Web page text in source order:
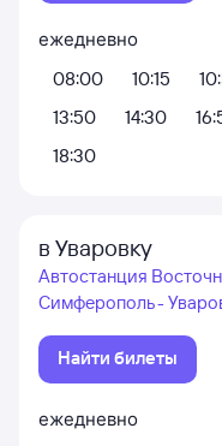
ежедневно
08:00
10:15
13:50
14:30
18:30
в Уваровку
Автостанция
Симферополь -
Найти билеты
ежедневно